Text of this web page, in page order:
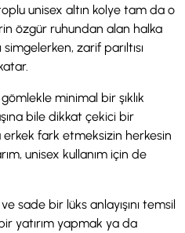
unisex altın kolye tam da o
özgür ruhundan alan halka
simgelerken, zarif parıltısı
minimal bir şıklık
bile dikkat çekici bir
erkek fark etmeksizin herkesin
unisex kullanım için de
sade bir lüks anlayışını temsil
yatırım yapmak ya da